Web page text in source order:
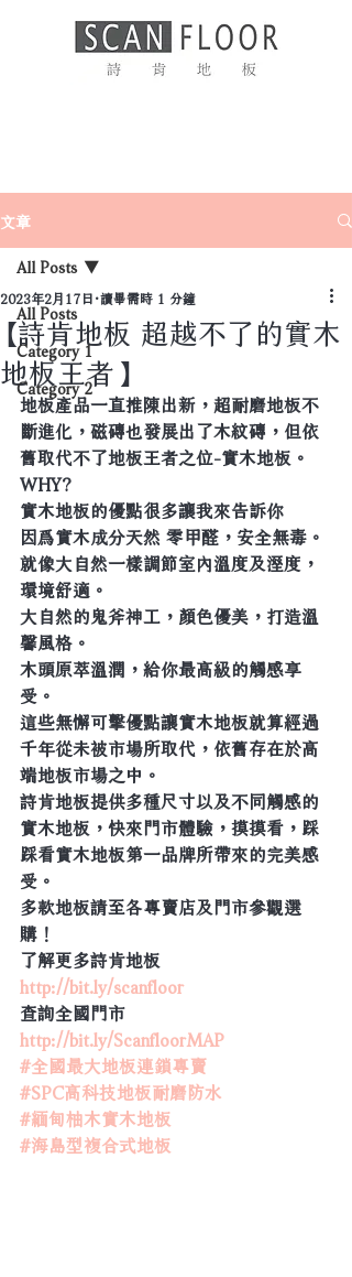
文章
All Posts
Category 1
Category 2
All Posts
【詩肯地板 超越不了的實木
地板王者】
2023年2月17日 讀畢需時 1 分鐘
地板產品一直推陳出新，超耐磨地板不
斷進化，磁磚也發展出了木紋磚，但依
舊取代不了地板王者之位-實木地板。
WHY?
實木地板的優點很多讓我來告訴你
因爲實木成分天然 零甲醛，安全無毒。
就像大自然一樣調節室內溫度及溼度，
環境舒適。
大自然的鬼斧神工，顏色優美，打造溫
馨風格。
木頭原萃溫潤，給你最高級的觸感享
受。
這些無懈可擊優點讓實木地板就算經過
千年從未被市場所取代，依舊存在於高
端地板市場之中。
詩肯地板提供多種尺寸以及不同觸感的
實木地板，快來門市體驗，摸摸看，踩
踩看實木地板第一品牌所帶來的完美感
受。
多款地板請至各專賣店及門市參觀選
購！
了解更多詩肯地板
http://bit.ly/scanfloor
查詢全國門市
http://bit.ly/ScanfloorMAP
#全國最大地板連鎖專賣
#SPC高科技地板耐磨防水
#緬甸柚木實木地板
#海島型複合式地板